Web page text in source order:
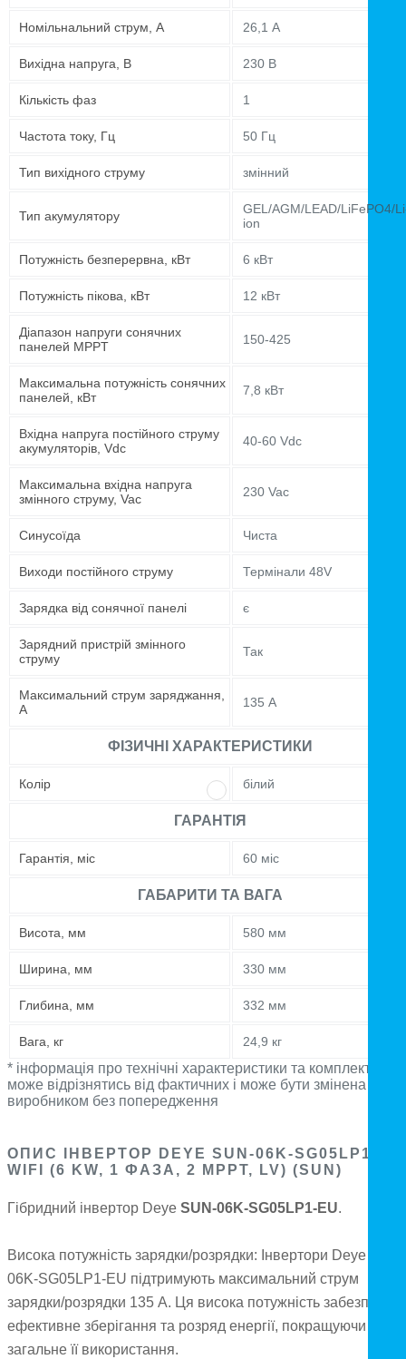
Номільнальний струм, А 26,1 А
Вихідна напруга, В 230 В
Кількість фаз 1
Частота току, Гц 50 Гц
Тип вихідного струму змінний
Тип акумулятору
GEL/AGM/LEAD/LiFePO4/
ion
Потужність безперервна, кВт 6 кВт
Потужність пікова, кВт 12 кВт
Діапазон напруги сонячних
панелей MPPT
150-425
Максимальна потужність сонячних
панелей, кВт
7,8 кВт
Вхідна напруга постійного струму
акумуляторів, Vdc
40-60 Vdc
Максимальна вхідна напруга
змінного струму, Vac
230 Vac
Синусоїда Чиста
Виходи постійного струму Термінали 48V
Зарядка від сонячної панелі є
Зарядний пристрій змінного
струму
Так
Максимальний струм заряджання,
А
135 А
ФІЗИЧНІ ХАРАКТЕРИСТИКИ
Колір білий
ГАРАНТІЯ
Гарантія, міс 60 міс
ГАБАРИТИ ТА ВАГА
Висота, мм 580 мм
Ширина, мм 330 мм
Глибина, мм 332 мм
Вага, кг 24,9 кг
* інформація про технічні характеристики та комплектацію
може відрізнятись від фактичних і може бути змінена
виробником без попередження
ОПИС ІНВЕРТОР DEYE SUN-06K-SG05LP1-EU
WIFI (6 KW, 1 ФАЗА, 2 MPPT, LV) (SUN)
Гібридний інвертор Deye SUN-06K-SG05LP1-EU.
Висока потужність зарядки/розрядки: Інвертори Deye SUN-
06K-SG05LP1-EU підтримують максимальний струм
зарядки/розрядки 135 А. Ця висока потужність забезпечує
ефективне зберігання та розряд енергії, покращуючи
загальне її використання.